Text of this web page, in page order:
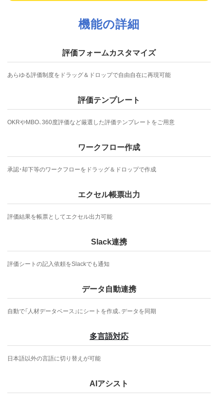
機能の詳細
評価フォームカスタマイズ
あらゆる評価制度をドラッグ＆ドロップで自由自在に再現可能
評価テンプレート
OKRやMBO、360度評価など厳選した評価テンプレートをご用意
ワークフロー作成
承認・却下等のワークフローをドラッグ＆ドロップで作成
エクセル帳票出力
評価結果を帳票としてエクセル出力可能
Slack連携
評価シートの記入依頼をSlackでも通知
データ自動連携
自動で「人材データベース」にシートを作成、データを同期
多言語対応
日本語以外の言語に切り替えが可能
AIアシスト